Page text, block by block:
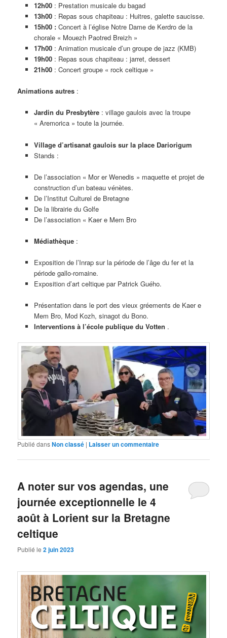
12h00 : Prestation musicale du bagad
13h00: Repas sous chapiteau : Huitres, galette saucisse.
15h00 :Concert à l’église Notre Dame de Kerdro de la
chorale « Mouezh Paotred Breizh »
17h00 : Animation musicale d’un groupe de jazz (KMB)
19h00: Repas sous chapiteau : jarret, dessert
21h00: Concert groupe « rock celtique »
Animations autres :
Jardin du Presbytère: village gaulois avec la troupe
« Aremorica » toute la journée.
Village d’artisanat gaulois sur la place Dariorigum
Stands :
De l’association « Mor er Wenedis » maquette et projet de
construction d’un bateau vénètes.
De l’Institut Culturel de Bretagne
De la librairie du Golfe
De l’association « Kaer e Mem Bro
Médiathèque:
Exposition de l’Inrap sur la période de l’âge du fer et la
période gallo-romaine.
Exposition d’art celtique par Patrick Guého.
Présentation dans le port des vieux gréements de Kaer e
Mem Bro, Mod Kozh, sinagot du Bono.
Interventions à l’école publique du Votten .
Publié dansNon classé | Laisser un commentaire
A noter sur vos agendas, une
journée exceptionnelle le 4
août à Lorient sur la Bretagne
celtique
Publié le2 juin 2023